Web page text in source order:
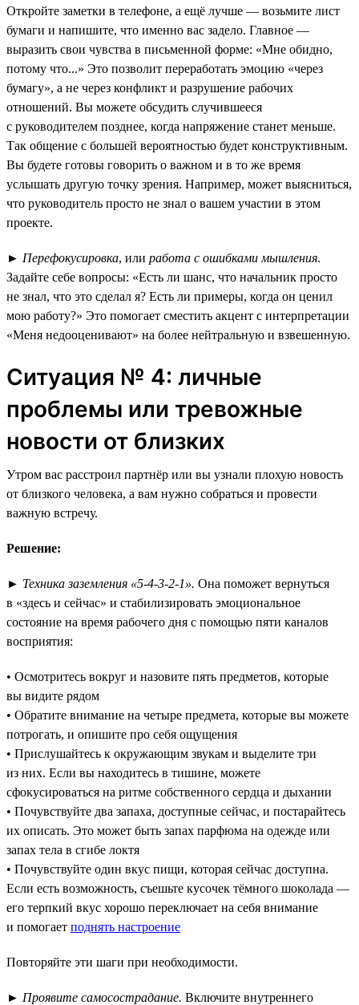
Откройте заметки в телефоне, а ещё лучше — возьмите лист
бумаги и напишите, что именно вас задело. Главное —
выразить свои чувства в письменной форме: «Мне обидно,
потому что...» Это позволит переработать эмоцию «через
бумагу», а не через конфликт и разрушение рабочих
отношений. Вы можете обсудить случившееся
с руководителем позднее, когда напряжение станет меньше.
Так общение с большей вероятностью будет конструктивным.
Вы будете готовы говорить о важном и в то же время
услышать другую точку зрения. Например, может выясниться,
что руководитель просто не знал о вашем участии в этом
проекте.
► Перефокусировка, или работа с ошибками мышления.
Задайте себе вопросы: «Есть ли шанс, что начальник просто
не знал, что это сделал я? Есть ли примеры, когда он ценил
мою работу?» Это помогает сместить акцент с интерпретации
«Меня недооценивают» на более нейтральную и взвешенную.
Ситуация № 4: личные
проблемы или тревожные
новости от близких
Утром вас расстроил партнёр или вы узнали плохую новость
от близкого человека, а вам нужно собраться и провести
важную встречу.
Решение:
► Техника заземления «5-4-3-2-1». Она поможет вернуться
в «здесь и сейчас» и стабилизировать эмоциональное
состояние на время рабочего дня с помощью пяти каналов
восприятия:
• Осмотритесь вокруг и назовите пять предметов, которые
вы видите рядом
• Обратите внимание на четыре предмета, которые вы можете
потрогать, и опишите про себя ощущения
• Прислушайтесь к окружающим звукам и выделите три
из них. Если вы находитесь в тишине, можете
сфокусироваться на ритме собственного сердца и дыхании
• Почувствуйте два запаха, доступные сейчас, и постарайтесь
их описать. Это может быть запах парфюма на одежде или
запах тела в сгибе локтя
• Почувствуйте один вкус пищи, которая сейчас доступна.
Если есть возможность, съешьте кусочек тёмного шоколада —
его терпкий вкус хорошо переключает на себя внимание
и помогает поднять настроение
Повторяйте эти шаги при необходимости.
► Проявите самосострадание. Включите внутреннего